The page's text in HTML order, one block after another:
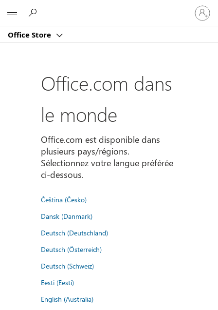
Office Store
vous
à
compte
Office.com dans
le monde
Office.com est disponible dans
plusieurs pays/régions.
Sélectionnez votre langue préférée
ci-dessous.
Čeština (Česko)
Dansk (Danmark)
Deutsch (Deutschland)
Deutsch (Österreich)
Deutsch (Schweiz)
Eesti (Eesti)
English (Australia)